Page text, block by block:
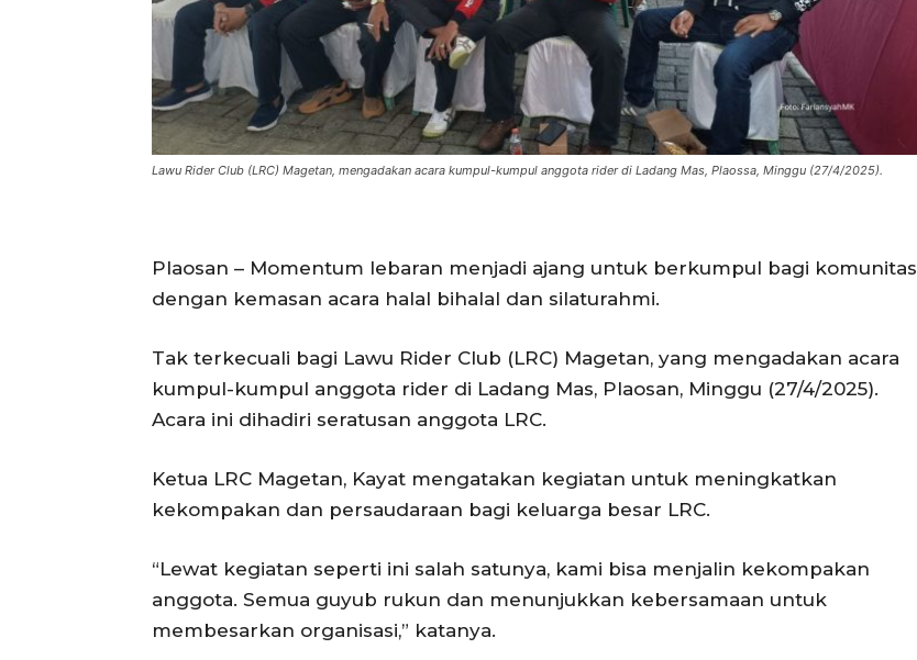
Lawu Rider Club (LRC) Magetan, mengadakan acara kumpul-kumpul anggota rider di Ladang Mas, Plaossa, Minggu (27/4/2025).
Plaosan – Momentum lebaran menjadi ajang untuk berkumpul bagi komunitas
dengan kemasan acara halal bihalal dan silaturahmi.
Tak terkecuali bagi Lawu Rider Club (LRC) Magetan, yang mengadakan acara
kumpul-kumpul anggota rider di Ladang Mas, Plaosan, Minggu (27/4/2025).
Acara ini dihadiri seratusan anggota LRC.
Ketua LRC Magetan, Kayat mengatakan kegiatan untuk meningkatkan
kekompakan dan persaudaraan bagi keluarga besar LRC.
“Lewat kegiatan seperti ini salah satunya, kami bisa menjalin kekompakan
anggota. Semua guyub rukun dan menunjukkan kebersamaan untuk
membesarkan organisasi,” katanya.